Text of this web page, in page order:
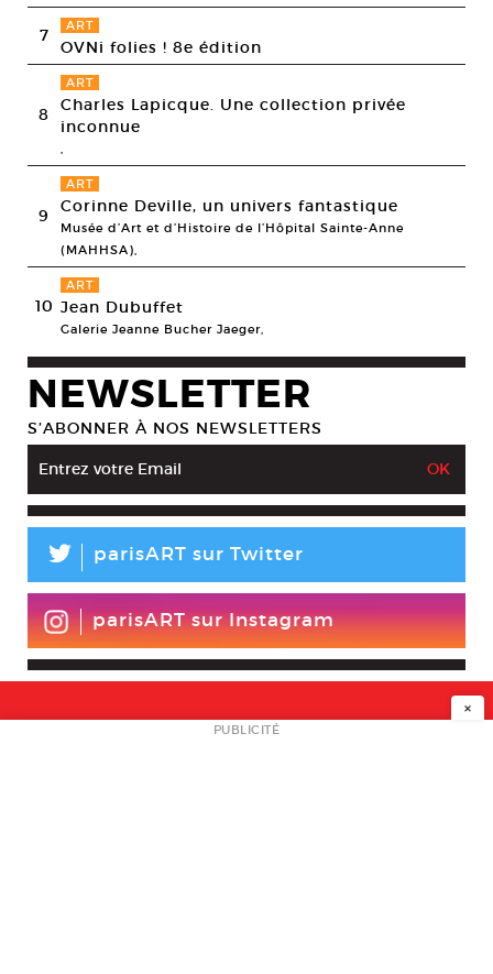
7 ART
OVNi folies ! 8e édition
8
ART
Charles Lapicque. Une collection privée
inconnue
,
9
ART
Corinne Deville, un univers fantastique
Musée d’Art et d’Histoire de l’Hôpital Sainte-Anne
(MAHHSA),
10
ART
Jean Dubuffet
Galerie Jeanne Bucher Jaeger,
NEWSLETTER
S’ABONNER À NOS NEWSLETTERS
L parisART sur Twitter
parisART sur Instagram
NEWSLETTER
×
PUBLICITÉ